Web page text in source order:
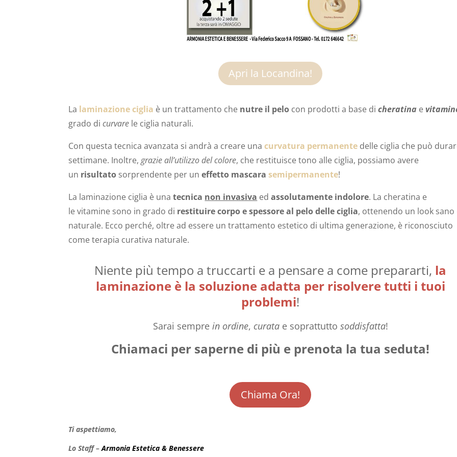
Apri la Locandina!
La laminazione ciglia è un trattamento che nutre il pelo con prodotti a base dicheratina e
grado dicurvare le ciglia naturali.
Con questa tecnica avanzata si andrà a creare unacurvatura permanente delle ciglia che può
settimane. Inoltre,grazie all’utilizzo del colore, che restituisce tono alle ciglia, possiamo avere
un risultato sorprendente per un effetto mascarasemipermanente!
La laminazione ciglia è unatecnica non invasiva edassolutamente indolore. La cheratina e
le vitamine sono in grado di restituire corpo e spessore al pelo delle ciglia, ottenendo un look sano
naturale. Ecco perché, oltre ad essere un trattamento estetico di ultima generazione, è riconosciuto
come terapia curativa naturale.
Niente più tempo a truccarti e a pensare a come prepararti, la
laminazione è la soluzione adatta per risolvere tutti i tuoi
problemi!
Sarai sempre in ordine, curatae soprattutto soddisfatta!
Chiamaci per saperne di più e prenota la tua seduta!
Chiama Ora!
Ti aspettiamo,
Lo Staff – Armonia Estetica & Benessere